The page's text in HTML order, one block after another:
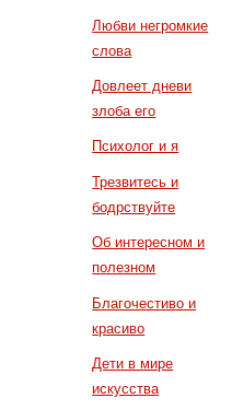
Любви негромкие
слова
Довлеет дневи
злоба его
Психолог и я
Трезвитесь и
бодрствуйте
Об интересном и
полезном
Благочестиво и
красиво
Дети в мире
искусства